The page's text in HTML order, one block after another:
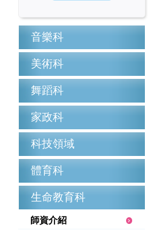
音樂科
美術科
舞蹈科
家政科
科技領域
體育科
生命教育科
師資介紹